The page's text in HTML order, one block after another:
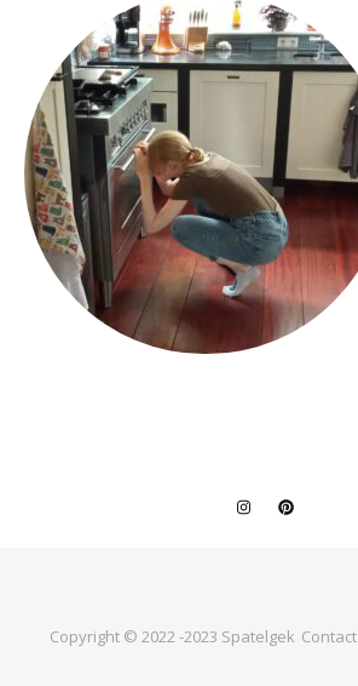
Copyright © 2022 -2023 Spatelgek Contact